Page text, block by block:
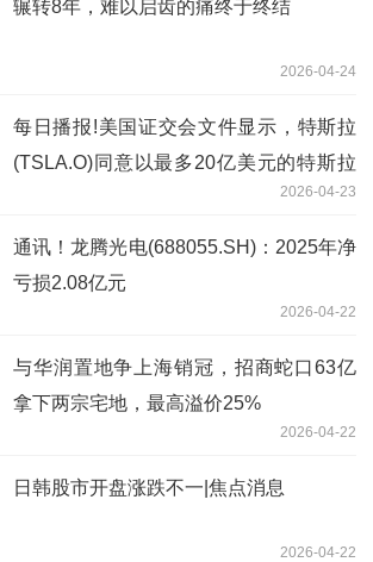
辗转8年，难以启齿的痛终于终结
2026-04-24
每日播报!美国证交会文件显示，特斯拉
(TSLA.O)同意以最多20亿美元的特斯拉
普通股及股权激励收购一家人工智能硬件
公司。
2026-04-23
通讯！龙腾光电(688055.SH)：2025年净
亏损2.08亿元
2026-04-22
与华润置地争上海销冠，招商蛇口63亿
拿下两宗宅地，最高溢价25%
2026-04-22
日韩股市开盘涨跌不一|焦点消息
2026-04-22